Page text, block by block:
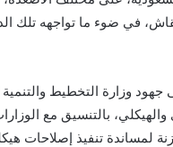
في ضوء ما تواجهه تلك
وزارة التخطيط والتنمية
بالتنسيق مع
لمساندة تنفيذ إصلاحات